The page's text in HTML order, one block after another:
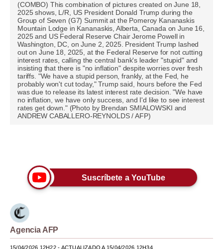
Moda
Estilos
Mundo
EEUU
México
España
Club del Suscriptor
G de Gestión
Notas Contratadas
Podcast
(COMBO) This combination of pictures created on June 18,
2025 shows, L/R, US President Donald Trump during the
Group of Seven (G7) Summit at the Pomeroy Kananaskis
Mountain Lodge in Kananaskis, Alberta, Canada on June 16,
2025 and US Federal Reserve Chair Jerome Powell in
Washington, DC, on June 2, 2025. President Trump lashed
out on June 18, 2025, at the Federal Reserve for not cutting
interest rates, calling the central bank's leader "stupid" and
insisting that there is "no inflation" despite worries over fresh
tariffs. "We have a stupid person, frankly, at the Fed, he
probably won't cut today," Trump said, hours before the Fed
was due to release its latest interest rate decision. "We have
no inflation, we have only success, and I'd like to see interest
rates get down." (Photo by Brendan SMIALOWSKI and
ANDREW CABALLERO-REYNOLDS / AFP)
Suscríbete a YouTube
Agencia AFP
15/04/2026 12H22- ACTUALIZADO A 15/04/2026 12H34